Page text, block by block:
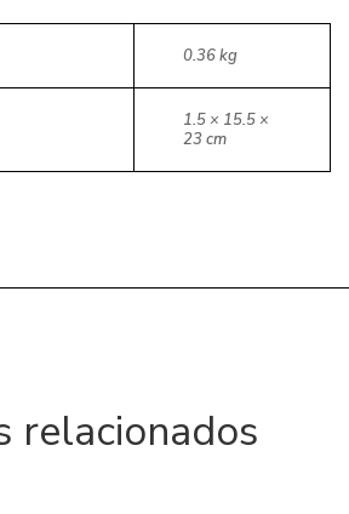
0.36 kg
1.5 × 15.5 ×
23 cm
relacionados